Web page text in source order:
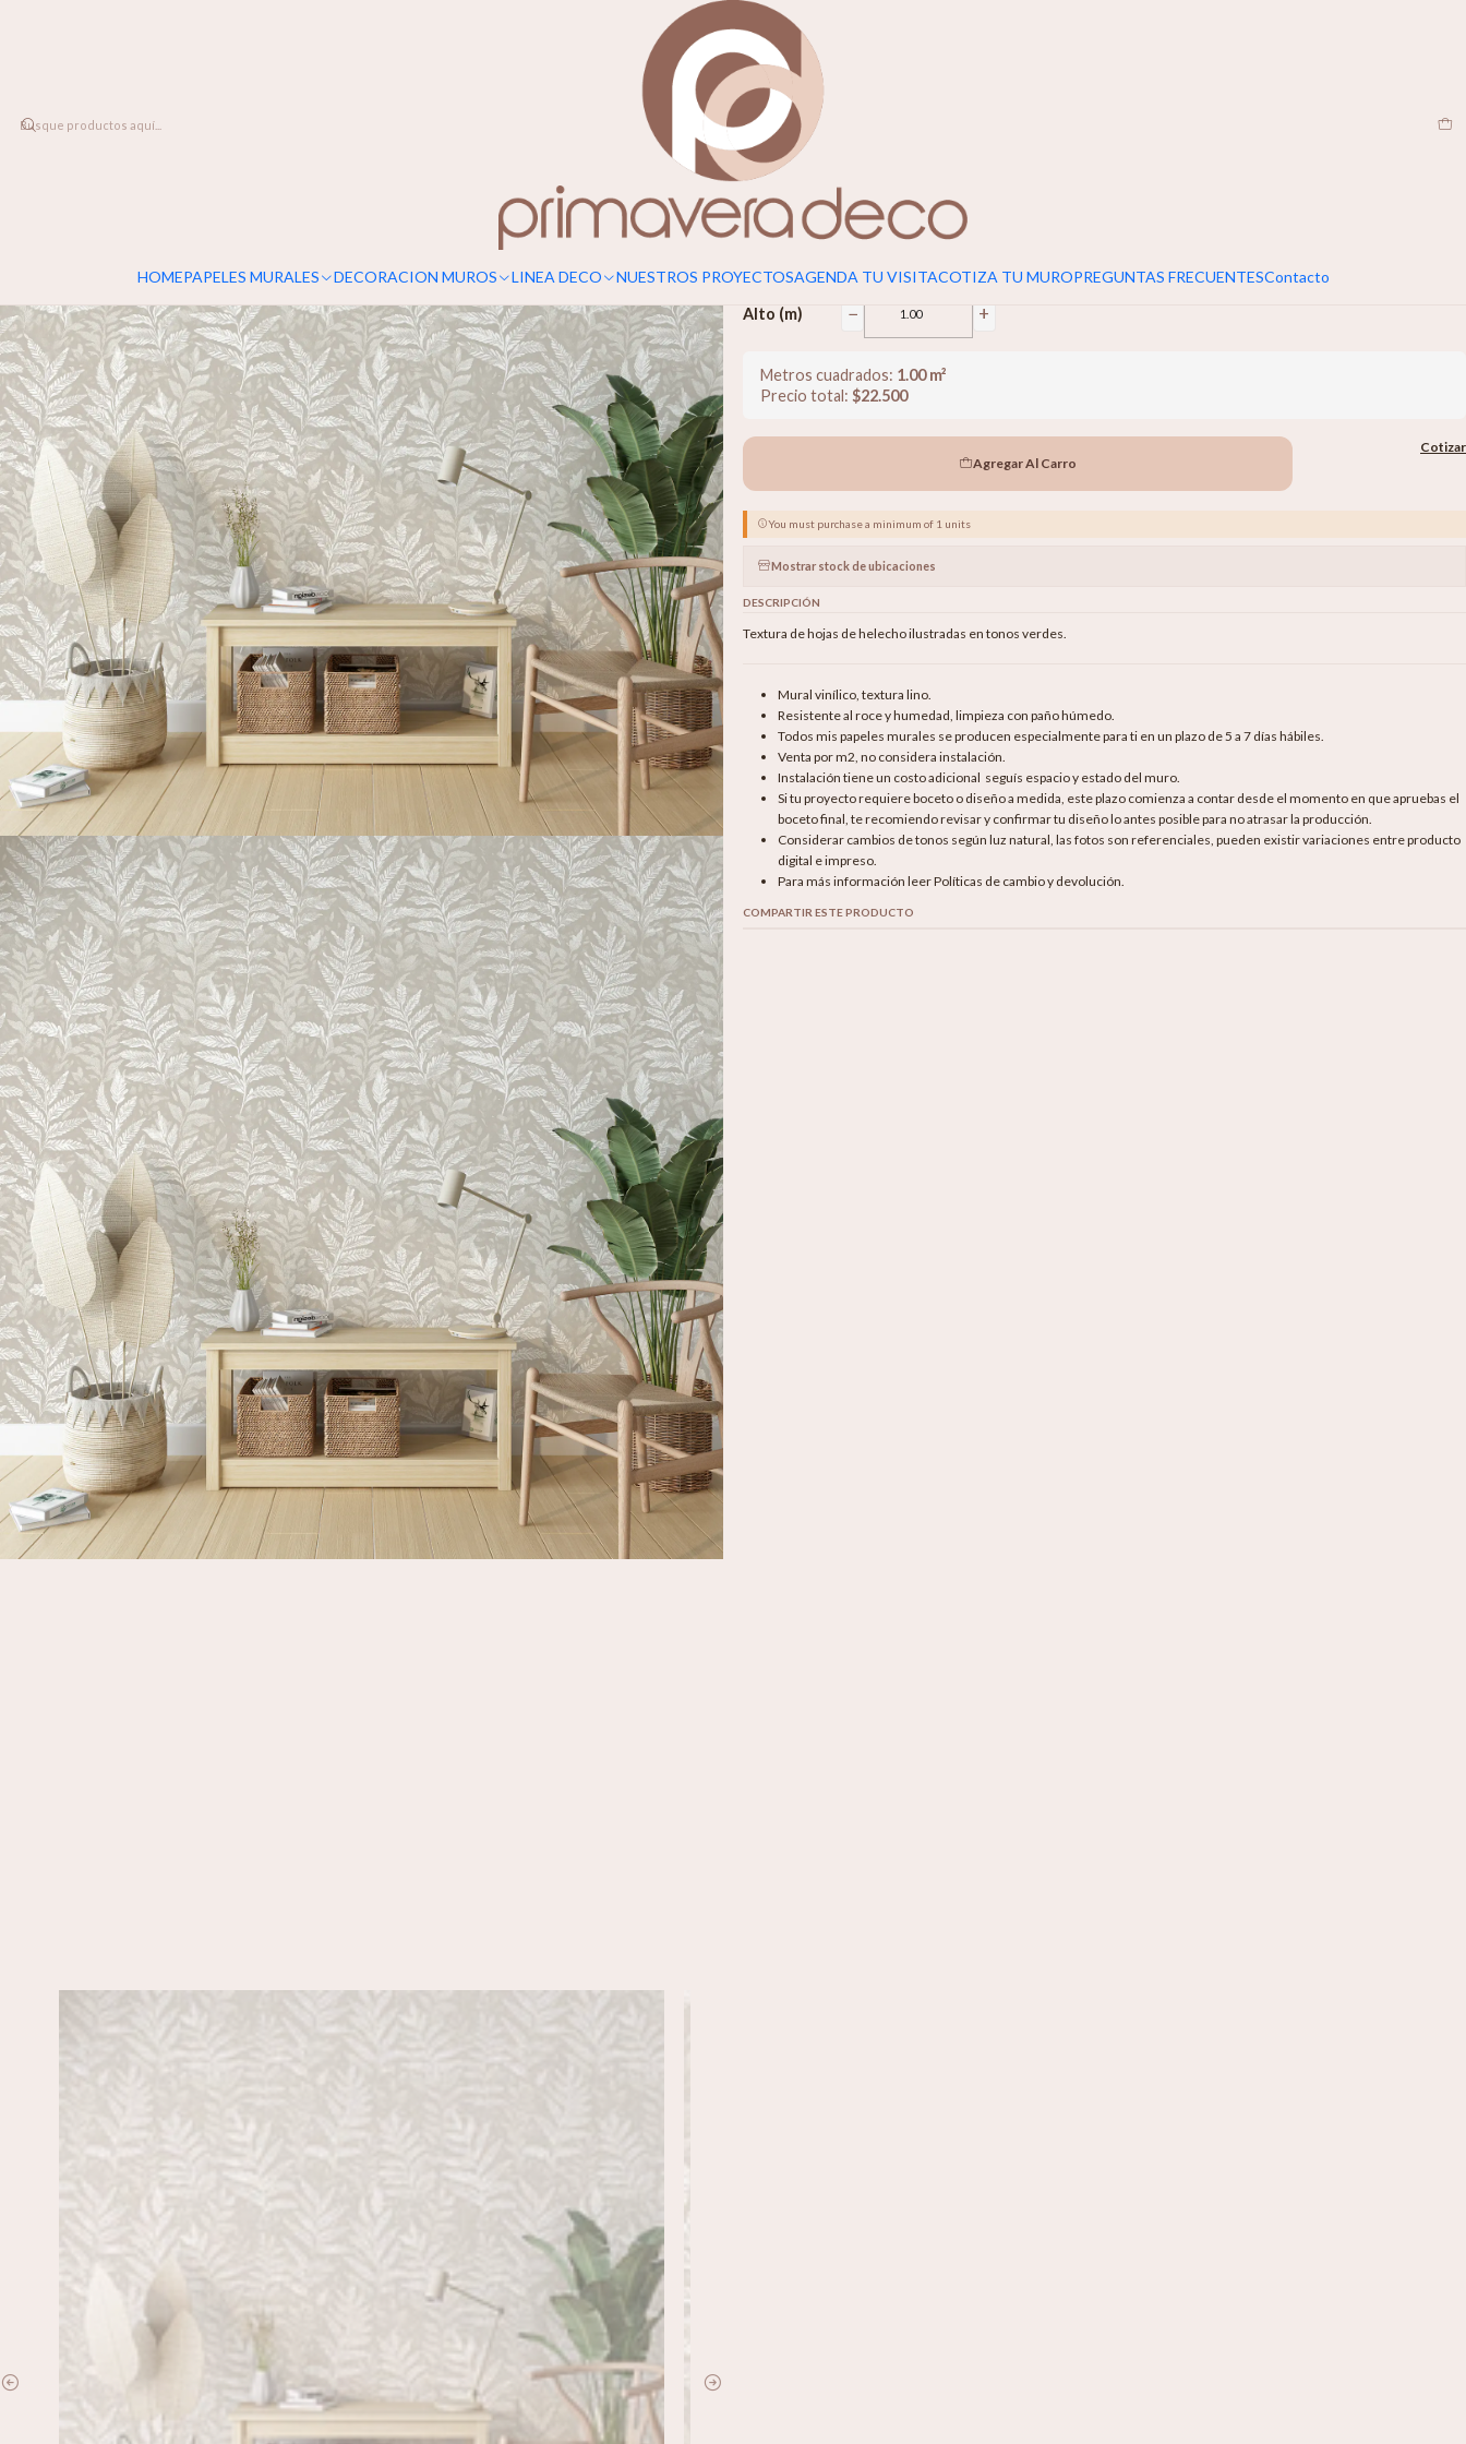
HOMEPAPELES MURALES DECORACION MUROS LINEA DECO NUESTROS PROYECTOSAGENDA TU VISITACOTIZA TU MUROPREGUNTAS FRECUENTESContacto
Para un calce perfecto, considerar sumar 5cm extra al ancho y alto de tu muro
Helechos
$22.500
Alto (m) − +
Metros cuadrados: 1.00m²
Precio total: $22.500
Agregar Al Carro
Cotizar
You must purchase a minimum of 1 units
Mostrar stock de ubicaciones
DESCRIPCIÓN
Textura de hojas de helecho ilustradas en tonos verdes.
Mural vinílico, textura lino.
Resistente al roce y humedad, limpieza con paño húmedo.
Todos mis papeles murales se producen especialmente para ti en un plazo de 5 a 7 días hábiles.
Venta por m2, no considera instalación.
Instalación tiene un costo adicional seguís espacio y estado del muro.
Si tu proyecto requiere boceto o diseño a medida, este plazo comienza a contar desde el momento en que apruebas el
boceto final, te recomiendo revisar y confirmar tu diseño lo antes posible para no atrasar la producción.
Considerar cambios de tonos según luz natural, las fotos son referenciales, pueden existir variaciones entre producto
digital e impreso.
Para más información leer Políticas de cambio y devolución.
COMPARTIR ESTE PRODUCTO